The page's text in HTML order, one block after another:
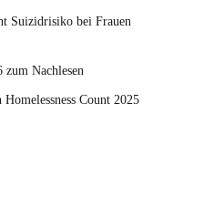
Suizidrisiko bei Frauen
zum Nachlesen
Homelessness Count 2025